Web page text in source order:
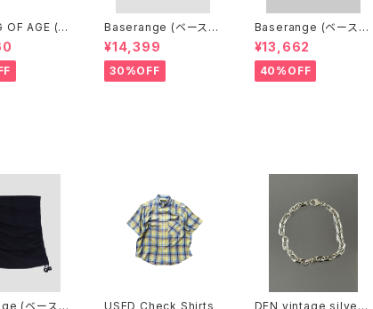
OF AGE (カ
ジ) DRA
MIDI SKIR
LIME/B
Baserange (ベースレ
ンジ) PICTORIAL SKI
RT (BLACK)
¥14,399
30%OFF
Baserange (ベースレ
ンジ) CABLE PANTS
(MARBLE BROWN)
¥13,662
40%OFF
(ベースレ
USED Check Shirts
DEN vintage silver